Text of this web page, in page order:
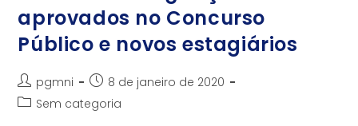
aprovados no Concurso
Público e novos estagiários
Autor
do
pgmni
Post
publicado:
8 de janeiro de 2020
Categoria
Sem categoria